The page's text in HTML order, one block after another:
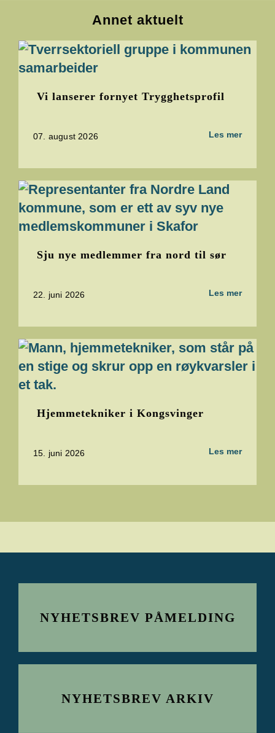
Annet aktuelt
Vi lanserer fornyet Trygghetsprofil
07. august 2026 Les mer
Sju nye medlemmer fra nord til sør
22. juni 2026 Les mer
Hjemmetekniker i Kongsvinger
15. juni 2026 Les mer
NYHETSBREV PÅMELDING
NYHETSBREV ARKIV